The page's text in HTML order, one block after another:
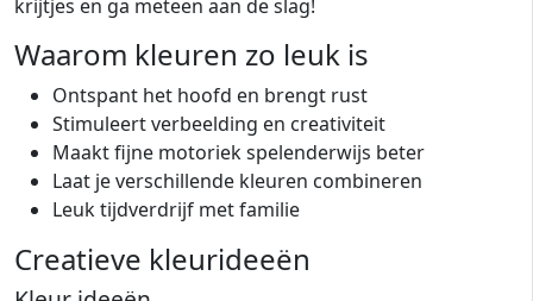
krijtjes en ga meteen aan de slag!
Waarom kleuren zo leuk is
Ontspant het hoofd en brengt rust
Stimuleert verbeelding en creativiteit
Maakt fijne motoriek spelenderwijs beter
Laat je verschillende kleuren combineren
Leuk tijdverdrijf met familie
Creatieve kleurideeën